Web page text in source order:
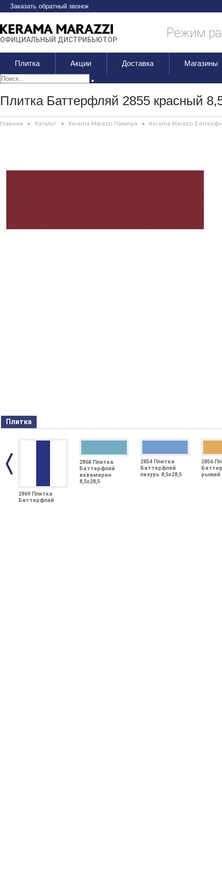
Заказать обратный звонок
ОФИЦИАЛЬНЫЙ ДИСТРИБЬЮТОР Режим
Плитка Акции Доставка Магазины
Плитка Баттерфляй 2855 красный
Главная > Каталог > Kerama Marazzi Палитра > Kerama Marazzi
Плитка
2869 Плитка
Баттерфляй
2868 Плитка
Баттерфляй
аквамарин
8,5х28,5
2854 Плитка
Баттерфляй
лазурь 8,5х28,5
2856
рыжий